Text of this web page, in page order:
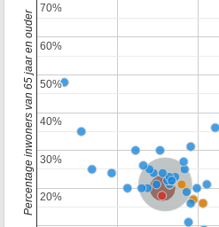
Nederland
Provincie Zuid-Holland
20%
20%
30%
30%
40%
40%
50%
50%
60%
60%
70%
70%
Percentage inwoners van 65 jaar en ouder